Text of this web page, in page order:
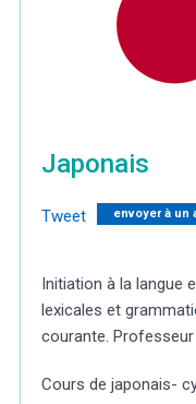
Webcams
Japonais
Tweet envoyer à un
Initiation à la langue
lexicales et
courante.
Cours de japonais-